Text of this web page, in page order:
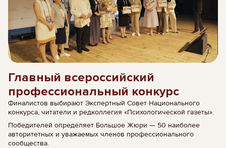
Главный всероссийский
профессиональный конкурс
Финалистов выбирают Экспертный Совет Национального
конкурса, читатели и редколлегия «Психологической газеты».
Победителей определяет Большое Жюри — 50 наиболее
авторитетных и уважаемых членов профессионального
сообщества.